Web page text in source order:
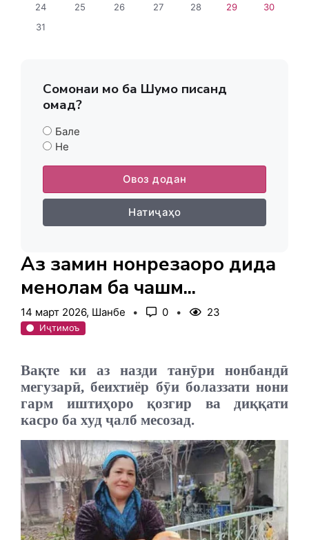
24
25 26 27 28 29
30
31
Сомонаи мо ба Шумо писанд
омад?
Бале
Не
Овоз додан
Натиҷаҳо
Аз замин нонрезаҳоро дида
менолам ба чашм...
14 март 2026, Шанбе 0 23
Иҷтимоъ
Вақте ки аз назди танӯри нонбандӣ
мегузарӣ, беихтиёр бӯи болаззати нони
гарм иштиҳоро қозгир ва диққати
касро ба худ ҷалб месозад.